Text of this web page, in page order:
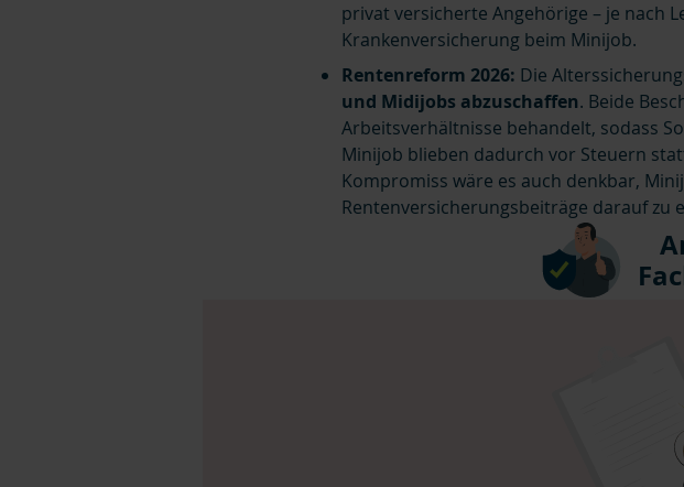
privat versicherte Angehörige – je nach
Krankenversicherung beim Minijob.
Rentenreform 2026: Die
und Midijobs abzuschaffen. Beide
Arbeitsverhältnisse behandelt, sodass
Minijob blieben dadurch vor Steuern
Kompromiss wäre es auch denkbar,
Rentenversicherungsbeiträge darauf zu